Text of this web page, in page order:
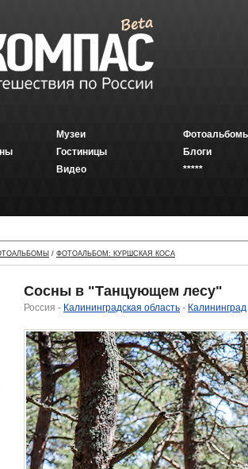
Музеи
Гостиницы
Видео
Блоги
*****
/ ФОТОАЛЬБОМ: КУРШСКАЯ КОСА
Сосны в "Танцующем лесу"
Россия - Калининградская область - Калининград